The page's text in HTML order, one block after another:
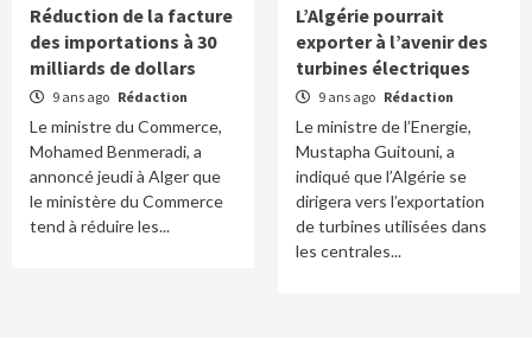
Réduction de la facture
des importations à 30
milliards de dollars
9 ans ago Rédaction
Le ministre du Commerce,
Mohamed Benmeradi, a
annoncé jeudi à Alger que
le ministère du Commerce
tend à réduire les...
L’Algérie pourrait
exporter à l’avenir des
turbines électriques
9 ans ago Rédaction
Le ministre de l’Energie,
Mustapha Guitouni, a
indiqué que l’Algérie se
dirigera vers l’exportation
de turbines utilisées dans
les centrales...